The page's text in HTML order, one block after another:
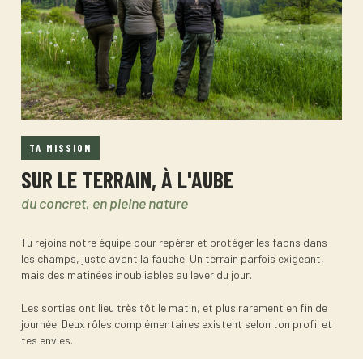
TA MISSION
SUR LE TERRAIN, À L'AUBE
du concret, en pleine nature
Tu rejoins notre équipe pour repérer et protéger les faons dans
les champs, juste avant la fauche. Un terrain parfois exigeant,
mais des matinées inoubliables au lever du jour.
Les sorties ont lieu très tôt le matin, et plus rarement en fin de
journée. Deux rôles complémentaires existent selon ton profil et
tes envies.